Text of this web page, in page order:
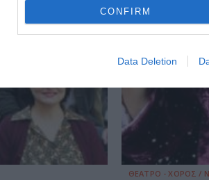
CONFIRM
Data Deletion
ΘΕΑΤΡΟ - ΧΟΡΟΣ /